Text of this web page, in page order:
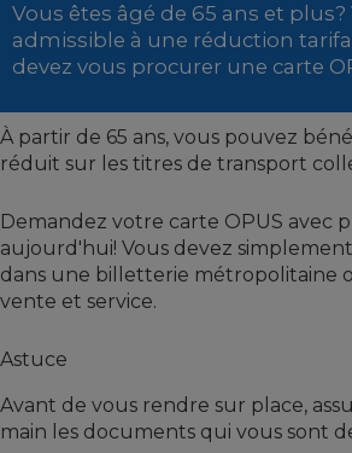
Vous êtes âgé de 65 ans et plus?
admissible à une réduction
devez vous procurer une carte
À partir de 65 ans, vous pouvez
réduit sur les titres de transport
Demandez votre carte OPUS avec
aujourd'hui! Vous devez
dans une billetterie métropolitaine
vente et service.
Astuce
Avant de vous rendre sur place,
main les documents qui vous sont